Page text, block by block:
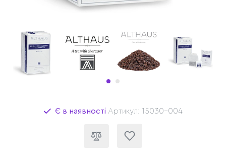
Є в наявності Артикул: 15030-004